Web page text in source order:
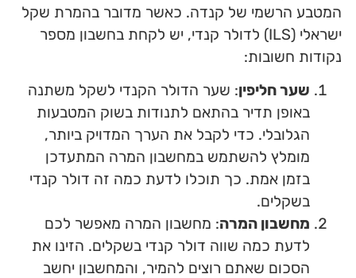
המטבע הרשמי של קנדה. כאשר מדובר בהמרת שקל
ישראלי (ILS) לדולר קנדי, יש לקחת בחשבון מספר
נקודות חשובות:
שער חליפין: שער הדולר הקנדי לשקל משתנה
באופן תדיר בהתאם לתנודות בשוק המטבעות
הגלובלי. כדי לקבל את הערך המדויק ביותר,
מומלץ להשתמש במחשבון המרה המתעדכן
בזמן אמת. כך תוכלו לדעת כמה זה דולר קנדי
בשקלים.
מחשבון המרה: מחשבון המרה מאפשר לכם
לדעת כמה שווה דולר קנדי בשקלים. הזינו את
הסכום שאתם רוצים להמיר, והמחשבון יחשב